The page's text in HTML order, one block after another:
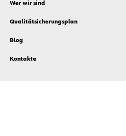
Wer wir sind
Qualitätsicherungsplan
Blog
Kontakte